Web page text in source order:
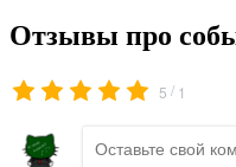
Отзывы про
5 / 1